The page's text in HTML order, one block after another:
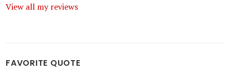
View all my reviews
FAVORITE QUOTE